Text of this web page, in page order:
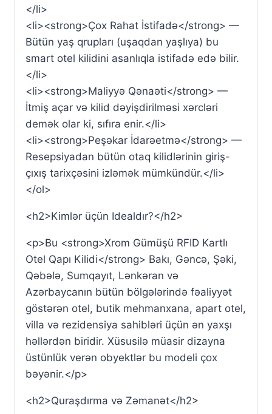
</li>
<li><strong>Çox Rahat İstifadə</strong> —
Bütün yaş qrupları (uşaqdan yaşlıya) bu
smart otel kilidini asanlıqla istifadə edə bilir.
</li>
<li><strong>Maliyyə Qənaəti</strong> —
İtmiş açar və kilid dəyişdirilməsi xərcləri
demək olar ki, sıfıra enir.</li>
<li><strong>Peşəkar İdarəetmə</strong> —
Resepsiyadan bütün otaq kilidlərinin giriş-
çıxış tarixçəsini izləmək mümkündür.</li>
</ol>
<h2>Kimlər üçün Idealdır?</h2>
<p>Bu <strong>Xrom Gümüşü RFID Kartlı
Otel Qapı Kilidi</strong> Bakı, Gəncə, Şəki,
Qəbələ, Sumqayıt, Lənkəran və
Azərbaycanın bütün bölgələrində fəaliyyət
göstərən otel, butik mehmanxana, apart otel,
villa və rezidensiya sahibləri üçün ən yaxşı
həllərdən biridir. Xüsusilə müasir dizayna
üstünlük verən obyektlər bu modeli çox
bəyənir.</p>
<h2>Quraşdırma və Zəmanət</h2>